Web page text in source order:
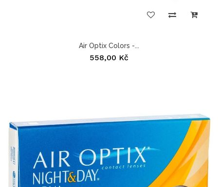
Air Optix Colors -...
558,00 Kč